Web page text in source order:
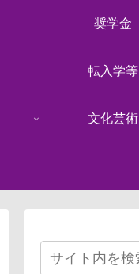
奨学金
転入学等
文化芸術